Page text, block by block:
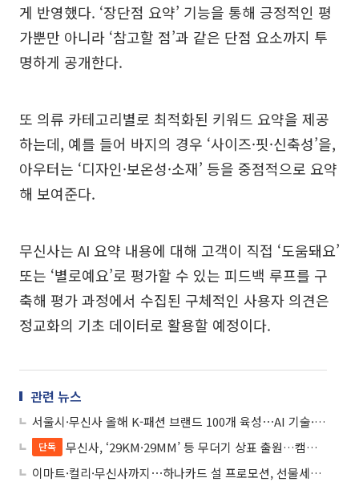
게 반영했다. ‘장단점 요약’ 기능을 통해 긍정적인 평
가뿐만 아니라 ‘참고할 점’과 같은 단점 요소까지 투
명하게 공개한다.
또 의류 카테고리별로 최적화된 키워드 요약을 제공
하는데, 예를 들어 바지의 경우 ‘사이즈·핏·신축성’을,
아우터는 ‘디자인·보온성·소재’ 등을 중점적으로 요약
해 보여준다.
무신사는 AI 요약 내용에 대해 고객이 직접 ‘도움돼요’
또는 ‘별로예요’로 평가할 수 있는 피드백 루프를 구
축해 평가 과정에서 수집된 구체적인 사용자 의견은
정교화의 기초 데이터로 활용할 예정이다.
관련 뉴스
서울시·무신사 올해 K-패션 브랜드 100개 육성⋯AI 기술·플랫폼 인프라 지원
단독
무신사, ‘29KM·29MM’ 등 무더기 상표 출원…캠핑·문구까지 확장 시동
이마트·컬리·무신사까지⋯하나카드 설 프로모션, 선물세트 최대 50% 할인